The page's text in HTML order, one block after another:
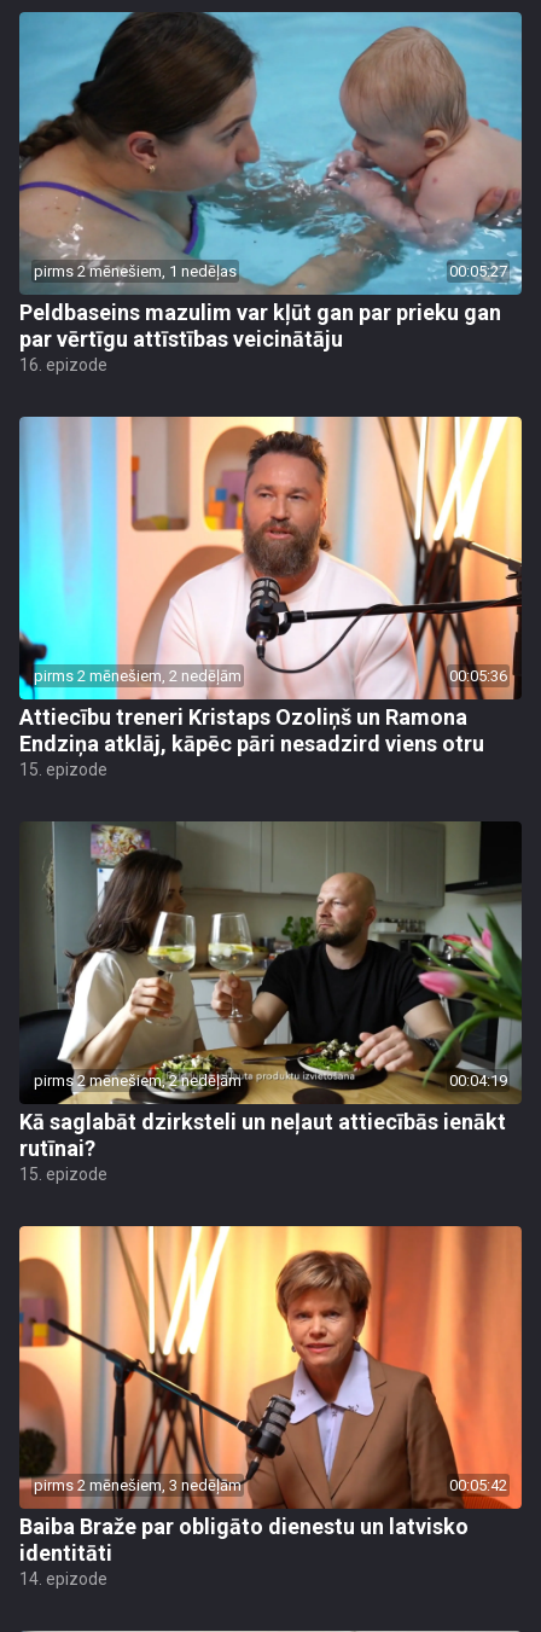
pirms 2 mēnešiem, 1 nedēļas 00:05:27
Peldbaseins mazulim var kļūt gan par prieku gan
par vērtīgu attīstības veicinātāju
16. epizode
pirms 2 mēnešiem, 2 nedēļām 00:05:36
Attiecību treneri Kristaps Ozoliņš un Ramona
Endziņa atklāj, kāpēc pāri nesadzird viens otru
15. epizode
pirms 2 mēnešiem, 2 nedēļām 00:04:19
Kā saglabāt dzirksteli un neļaut attiecībās ienākt
rutīnai?
15. epizode
pirms 2 mēnešiem, 3 nedēļām 00:05:42
Baiba Braže par obligāto dienestu un latvisko
identitāti
14. epizode